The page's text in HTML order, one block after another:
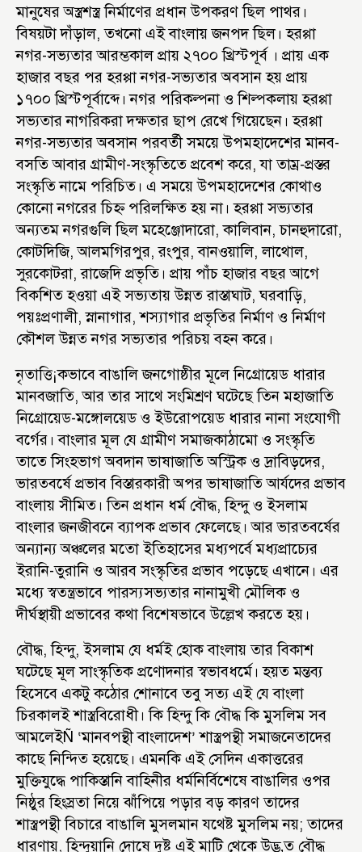
মানুষের অস্ত্রশস্ত্র নির্মাণের প্রধান উপকরণ ছিল পাথর।
বিষয়টা দাঁড়াল, তখনো এই বাংলায় জনপদ ছিল। হরপ্পা
নগর-সভ্যতার আরম্ভকাল প্রায় ২৭০০ খ্রিস্টপূর্ব । প্রায় এক
হাজার বছর পর হরপ্পা নগর-সভ্যতার অবসান হয় প্রায়
১৭০০ খ্রিস্টপূর্বাব্দে। নগর পরিকল্পনা ও শিল্পকলায় হরপ্পা
সভ্যতার নাগরিকরা দক্ষতার ছাপ রেখে গিয়েছেন। হরপ্পা
নগর-সভ্যতার অবসান পরবর্তী সময়ে উপমহাদেশের মানব-
বসতি আবার গ্রামীণ-সংস্কৃতিতে প্রবেশ করে, যা তাম্র-প্রস্তর
সংস্কৃতি নামে পরিচিত। এ সময়ে উপমহাদেশের কোথাও
কোনো নগরের চিহ্ন পরিলক্ষিত হয় না। হরপ্পা সভ্যতার
অন্যতম নগরগুলি ছিল মহেঞ্জোদারো, কালিবান, চানহুদারো,
কোটদিজি, আলমগিরপুর, রংপুর, বানওয়ালি, লাথোল,
সুরকোটরা, রাজেদি প্রভৃতি। প্রায় পাঁচ হাজার বছর আগে
বিকশিত হওয়া এই সভ্যতায় উন্নত রাস্তাঘাট, ঘরবাড়ি,
পয়ঃপ্রণালী, স্নানাগার, শস্যাগার প্রভৃতির নির্মাণ ও নির্মাণ
কৌশল উন্নত নগর সভ্যতার পরিচয় বহন করে।
নৃতাত্তি¡কভাবে বাঙালি জনগোষ্ঠীর মূলে নিগ্রোয়েড ধারার
মানবজাতি, আর তার সাথে সংমিশ্রণ ঘটেছে তিন মহাজাতি
নিগ্রোয়েড-মঙ্গোলয়েড ও ইউরোপয়েড ধারার নানা সংযোগী
বর্গের। বাংলার মূল যে গ্রামীণ সমাজকাঠামো ও সংস্কৃতি
তাতে সিংহভাগ অবদান ভাষাজাতি অস্ট্রিক ও দ্রাবিড়দের,
ভারতবর্ষে প্রভাব বিস্তারকারী অপর ভাষাজাতি আর্যদের প্রভাব
বাংলায় সীমিত। তিন প্রধান ধর্ম বৌদ্ধ, হিন্দু ও ইসলাম
বাংলার জনজীবনে ব্যাপক প্রভাব ফেলেছে। আর ভারতবর্ষের
অন্যান্য অঞ্চলের মতো ইতিহাসের মধ্যপর্বে মধ্যপ্রাচ্যের
ইরানি-তুরানি ও আরব সংস্কৃতির প্রভাব পড়েছে এখানে। এর
মধ্যে স্বতন্ত্রভাবে পারস্যসভ্যতার নানামুখী মৌলিক ও
দীর্ঘস্থায়ী প্রভাবের কথা বিশেষভাবে উল্লেখ করতে হয়।
বৌদ্ধ, হিন্দু, ইসলাম যে ধর্মই হোক বাংলায় তার বিকাশ
ঘটেছে মূল সাংস্কৃতিক প্রণোদনার স্বভাবধর্মে। হয়ত মন্তব্য
হিসেবে একটু কঠোর শোনাবে তবু সত্য এই যে বাংলা
চিরকালই শাস্ত্রবিরোধী। কি হিন্দু কি বৌদ্ধ কি মুসলিম সব
আমলেইÑ ‘মানবপন্থী বাংলাদেশ’ শাস্ত্রপন্থী সমাজনেতাদের
কাছে নিন্দিত হয়েছে। এমনকি এই সেদিন একাত্তরের
মুক্তিযুদ্ধে পাকিস্তানি বাহিনীর ধর্মনির্বিশেষে বাঙালির ওপর
নিষ্ঠুর হিংস্রতা নিয়ে ঝাঁপিয়ে পড়ার বড় কারণ তাদের
শাস্ত্রপন্থী বিচারে বাঙালি মুসলমান যথেষ্ট মুসলিম নয়; তাদের
ধারণায়, হিন্দুয়ানি দোষে দুষ্ট এই মাটি থেকে উদ্ভ‚ত বৌদ্ধ